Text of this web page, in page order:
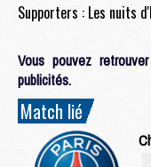
Vous pouvez
publicités.
Match lié